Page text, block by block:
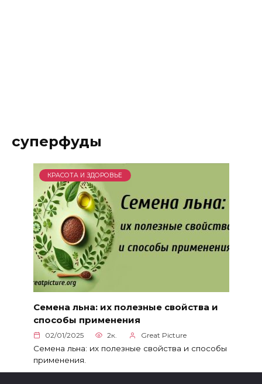
суперфуды
КРАСОТА И ЗДОРОВЬЕ
Семена льна: их полезные свойства и
способы применения
02/01/2025 2к. Great Picture
Семена льна: их полезные свойства и способы
применения.